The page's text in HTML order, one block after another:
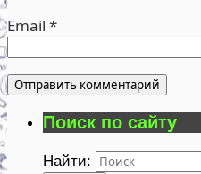
Email *
Поиск по сайту
Найти: